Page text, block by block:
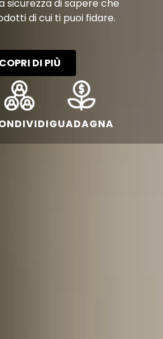
GUADAGNA
sicurezza di sapere che
di cui ti puoi fidare.
DI PIÙ